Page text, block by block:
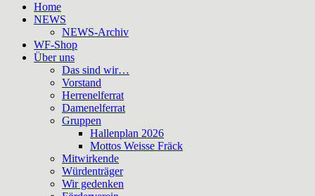
Home
NEWS
NEWS-Archiv
WF-Shop
Über uns
Das sind wir…
Vorstand
Herrenelferrat
Damenelferrat
Gruppen
Hallenplan 2026
Mottos Weisse Fräck
Mitwirkende
Würdenträger
Wir gedenken